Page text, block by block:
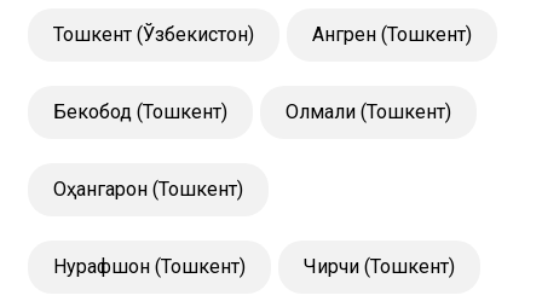
Тошкент (Ўзбекистон) Ангрен (Тошкент)
Бекобод (Тошкент) Олмалиқ (Тошкент)
Оҳангарон (Тошкент)
Нурафшон (Тошкент) Чирчиқ (Тошкент)